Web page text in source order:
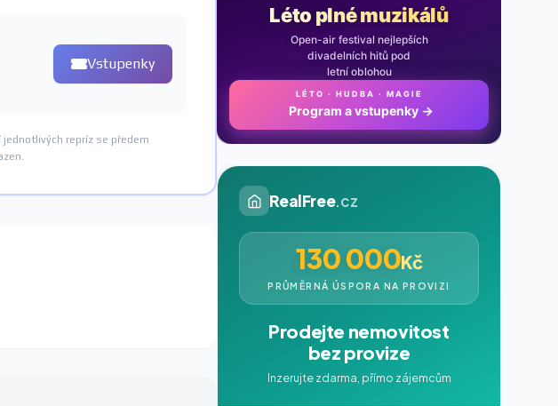
Vstupenky
repríz se předem
Léto plné muzikálů
Open-air festival nejlepších
divadelních hitů pod
letní oblohou
LÉTO · HUDBA · MAGIE
Program a vstupenky →
RealFree.cz
130 000Kč
PRŮMĚRNÁ ÚSPORA NA PROVIZI
Prodejte nemovitost
bez provize
Inzerujte zdarma, přímo zájemcům